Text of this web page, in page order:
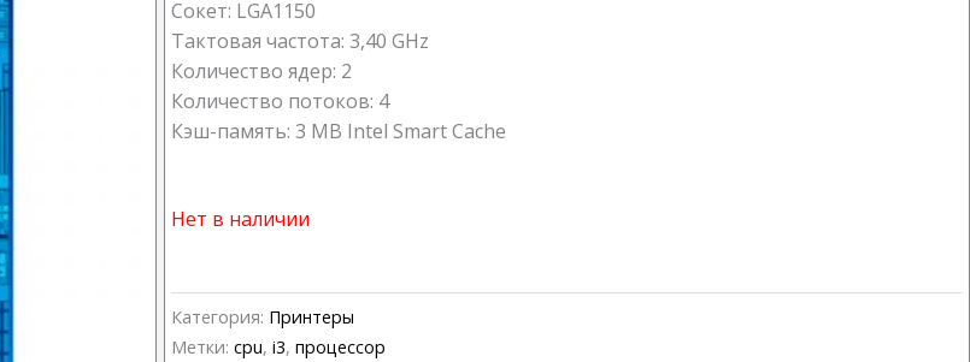
Сокет: LGA1150
Тактовая частота: 3,40 GHz
Количество ядер: 2
Количество потоков: 4
Кэш-память: 3 MB Intel Smart Cache
Нет в наличии
Категория: Принтеры
Метки: cpu, i3, процессор